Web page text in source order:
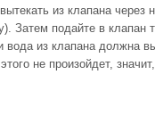
из клапана через
Затем подайте в клапан
из клапана должна
не произойдет,